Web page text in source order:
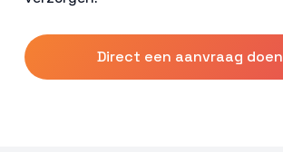
Direct een aanvraag doen